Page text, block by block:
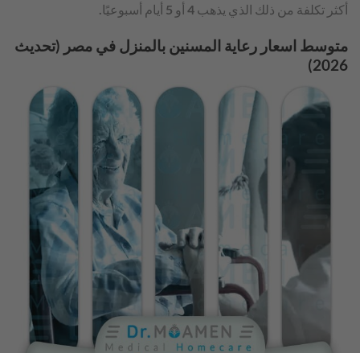
أكثر تكلفة من ذلك الذي يذهب 4 أو 5 أيام أسبوعيًا.
متوسط اسعار رعاية المسنين بالمنزل في مصر (تحديث
2026)